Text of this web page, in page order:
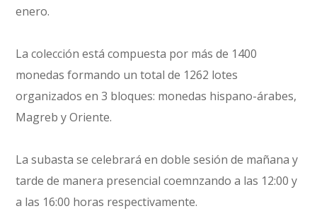
enero.
La colección está compuesta por más de 1400
monedas formando un total de 1262 lotes
organizados en 3 bloques: monedas hispano-árabes,
Magreb y Oriente.
La subasta se celebrará en doble sesión de mañana y
tarde de manera presencial coemnzando a las 12:00 y
a las 16:00 horas respectivamente.